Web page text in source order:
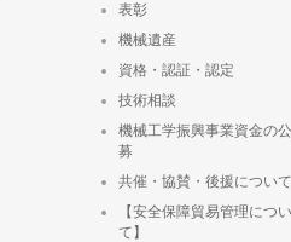
表彰
機械遺産
資格・認証・認定
技術相談
機械工学振興事業資金の公
募
共催・協賛・後援について
【安全保障貿易管理につい
て】